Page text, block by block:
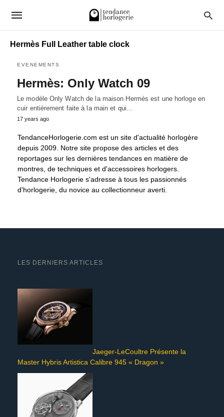
Hermès Full Leather table clock
EVENEMENTS
Hermès: Only Watch 09
Le modèle Only Watch de la maison Hermès est une horloge en
cuir entièrement faite à la main et qui…
17 years ago
TendanceHorlogerie.com est un site d'actualité horlogère
depuis 2009. Notre site propose des articles et des
reportages sur les dernières tendances en matière de
montres, de techniques et d'accessoires horlogers.
Tendance Horlogerie s'adresse à tous les passionnés
d'horlogerie, du novice au collectionneur averti.
LES DERNIERS ARTICLES
Jaeger-LeCoultre Présente la
Master Hybris Artistica Calibre 945 « Dragon »